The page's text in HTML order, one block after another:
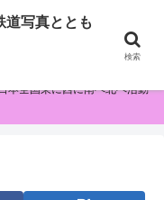
真とともに！
本全国東に西に南へ北へ活動
写真ととも
検索